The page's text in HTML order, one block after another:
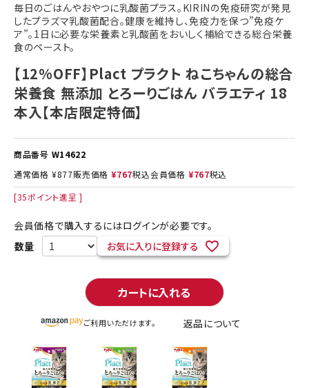
毎日のごはんやおやつに乳酸菌プラス。KIRINの免疫研究が発見
したプラズマ乳酸菌配合。健康を維持し、免疫力を保つ”免疫ケ
ア”。1日に必要な栄養素と乳酸菌をおいしく補給できる総合栄養
食のペースト。
【12%OFF】Plact プラクト ねこちゃんの総合
栄養食 無添加 とろーりごはん バラエティ 18
本入【本店限定特価】
商品番号 W14622
通常価格 ¥877販売価格 ¥767税込会員価格 ¥767税込
[35ポイント進呈 ]
会員価格で購入するにはログインが必要です。
お気に入りに登録する
カートに入れる
ご利用いただけます。 返品について